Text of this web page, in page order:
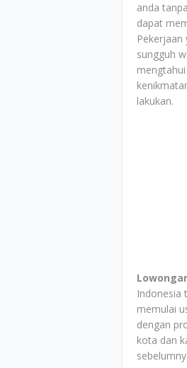
anda
dapat
sungguh
lakukan.
Indonesia
memulai
dengan
kota dan